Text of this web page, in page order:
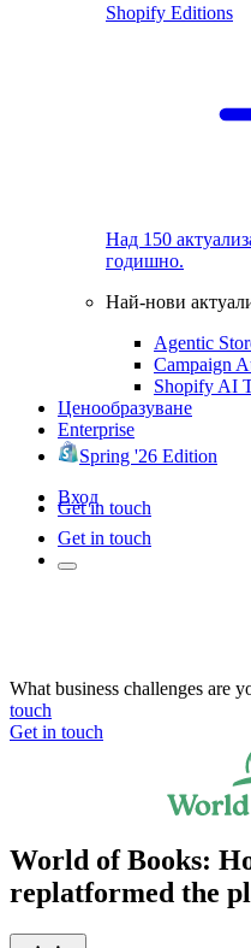
Shopify Editions
Над 150
годишно.
Най-нови
Agentic
Campaign
Shopify AI
Ценообразуване
Enterprise
Spring '26 Edition
Вход
Get in touch
Get in touch
What business challenges are
touch
Get in touch
World of Books:
replatformed the